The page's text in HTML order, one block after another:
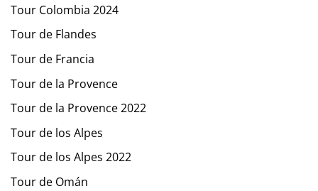
Tour Colombia 2024
Tour de Flandes
Tour de Francia
Tour de la Provence
Tour de la Provence 2022
Tour de los Alpes
Tour de los Alpes 2022
Tour de Omán